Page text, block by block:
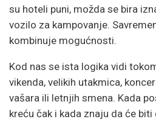
su hoteli puni, možda se bira
vozilo za kampovanje.
kombinuje mogućnosti.
Kod nas se ista logika vidi
vikenda, velikih utakmica,
vašara ili letnjih smena. Kada
kreću čak i kada znaju da će biti